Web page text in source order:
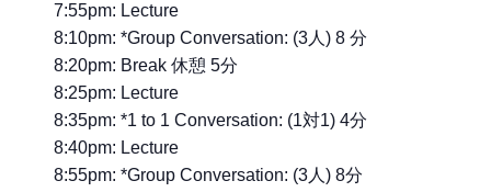
7:55pm: Lecture
8:10pm: *Group Conversation: (3人) 8 分
8:20pm: Break 休憩 5分
8:25pm: Lecture
8:35pm: *1 to 1 Conversation: (1対1) 4分
8:40pm: Lecture
8:55pm: *Group Conversation: (3人) 8分